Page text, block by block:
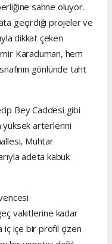
sahne oluyor.
geçirdiği projeler ve
dikkat çeken
Karaduman, hem
gönlünde taht
Bey Caddesi gibi
yüksek arterlerini
Muhtar
adeta kabuk
vakitlerine kadar
iç içe bir profil çizen